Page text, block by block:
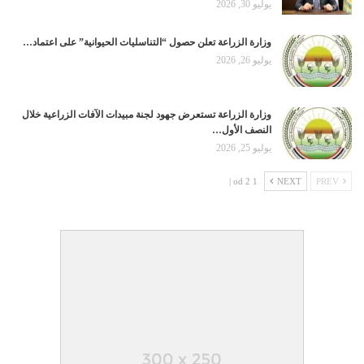
يوليو 30, 2026
وزارة الزراعة تعلن حصول “التناسليات الحيوانية” على اعتماد…
يوليو 26, 2026
وزارة الزراعة تستعرض جهود لجنة مبيدات الآفات الزراعية خلال
النصف الأول…
يوليو 25, 2026
NEXT
1 od 2 |